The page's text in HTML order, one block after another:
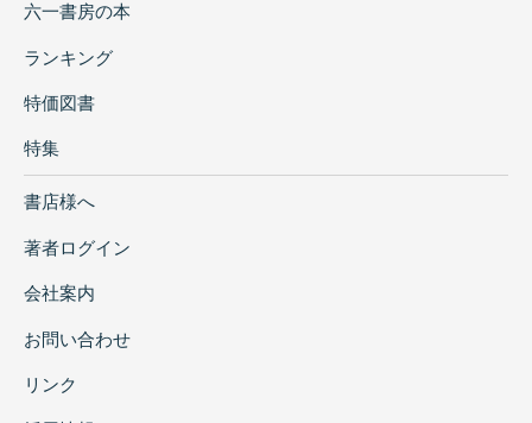
六一書房の本
ランキング
特価図書
特集
書店様へ
著者ログイン
会社案内
お問い合わせ
リンク